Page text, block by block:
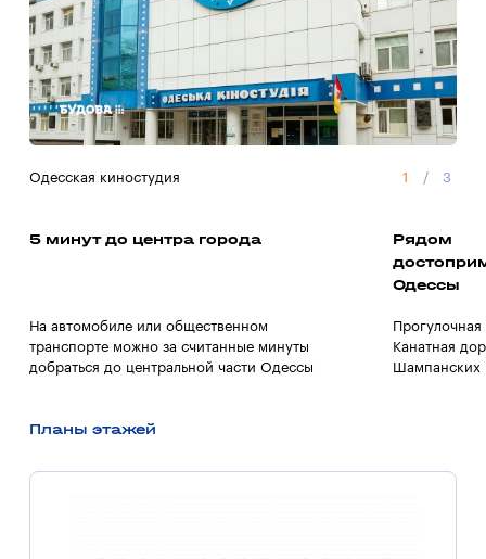
Одесская киностудия 1 / 3
5 минут до центра города
На автомобиле или общественном
транспорте можно за считанные минуты
добраться до центральной части Одессы
Рядом
Одессы
Прогулочная
Канатная
Шампанских
Планы этажей